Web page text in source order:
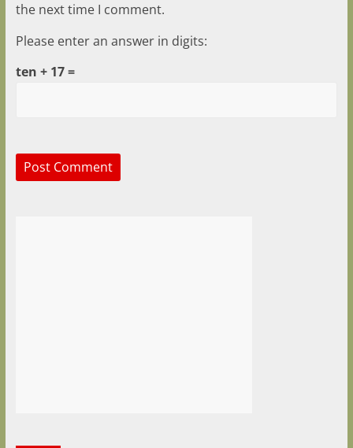
the next time I comment.
Please enter an answer in digits:
ten + 17 =